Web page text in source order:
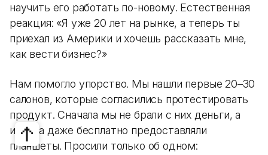
научить его работать по-новому. Естественная
реакция: «Я уже 20 лет на рынке, а теперь ты
приехал из Америки и хочешь рассказать мне,
как вести бизнес?»
Нам помогло упорство. Мы нашли первые 20–30
салонов, которые согласились протестировать
продукт. Сначала мы не брали с них деньги, а
иногда даже бесплатно предоставляли
планшеты. Просили только об одном: